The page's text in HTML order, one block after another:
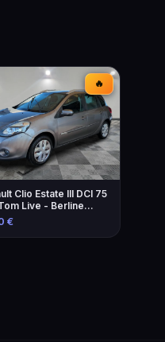
🔥
Clio Estate III DCI 75
Live - Berline
économique
€